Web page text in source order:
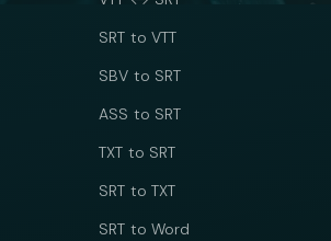
SRT to VTT
SBV to SRT
ASS to SRT
TXT to SRT
SRT to TXT
SRT to Word